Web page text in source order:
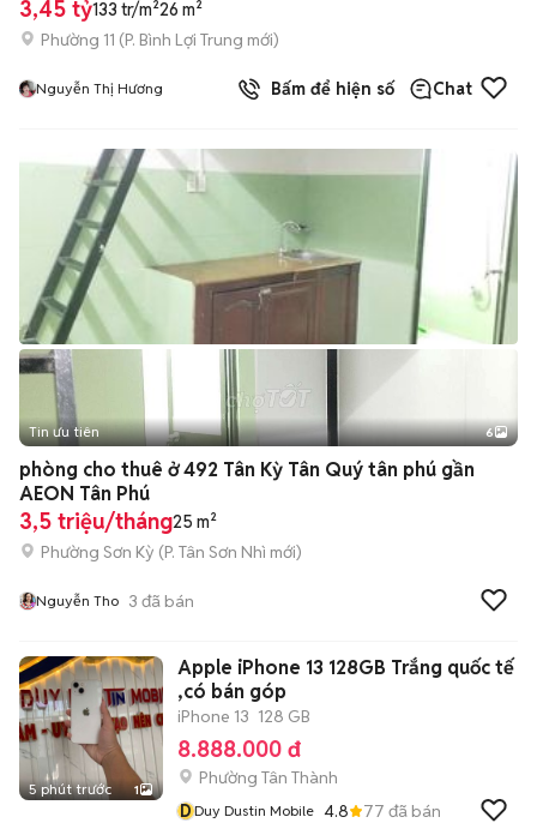
3,45 tỷ133 tr/m²26 m²
Phường 11 (P. Bình Lợi Trung mới)
Nguyễn Thị Hương Bấm để hiện số Chat
+2
Tin ưu tiên 6
phòng cho thuê ở 492 Tân Kỳ Tân Quý tân phú gần
AEON Tân Phú
3,5 triệu/tháng25 m²
Phường Sơn Kỳ (P. Tân Sơn Nhì mới)
Nguyễn Tho 3 đã bán
5 phút trước 1
Apple iPhone 13 128GB Trắng quốc tế
,có bán góp
iPhone 13 128 GB
8.888.000 đ
Phường Tân Thành
DDuy Dustin Mobile 4.8 77 đã bán